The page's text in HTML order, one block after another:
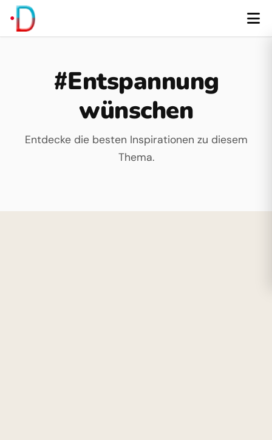
#Entspannung
wünschen
Entdecke die besten Inspirationen zu diesem
Thema.